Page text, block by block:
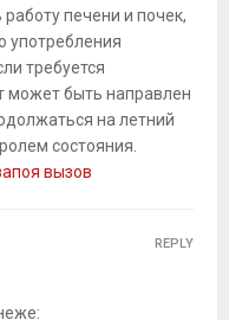
печени и почек,
употребления
требуется
может быть направлен
на летний
состояния.
вызов
REPLY